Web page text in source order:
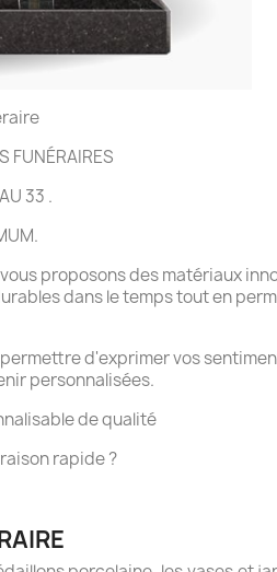
33 .
proposons des matériaux
dans le temps tout en
d'exprimer vos
personnalisées.
de qualité
rapide ?